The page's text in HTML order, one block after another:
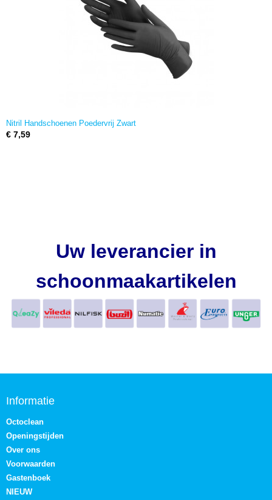
Nitril Handschoenen Poedervrij Zwart
€ 7,59
Uw leverancier in
schoonmaakartikelen
Informatie
Octoclean
Openingstijden
Over ons
Voorwaarden
Gastenboek
NIEUW